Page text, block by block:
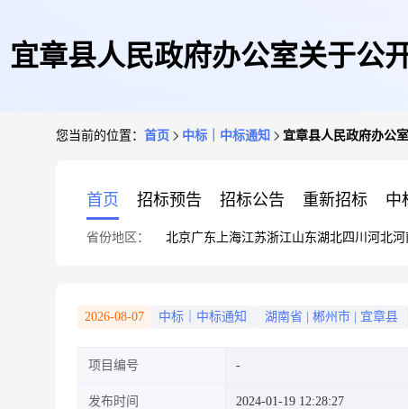
宜章县人民政府办公室关于公
您当前的位置： 首页 中标｜中标通知 宜章县人民政府办公
首页 招标预告 招标公告 重新招标 中
省份地区： 北京广东 上海江苏浙江山东湖北四川 河北河
2026-08-07 中标｜中标通知 湖南省 郴州市 宜章县
项目编号
发布时间 2024-01-19 12:28:27